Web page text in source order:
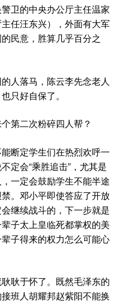
卫的中央办公厅主任温家
任汪东兴），外面有大军
民意，胜算几乎百分之
人落马，陈云李先念老人
只好自保了。
第二次粉碎四人帮？
断定学生们在热烈欢呼一
定会“乘胜追击”，尤其是
一定会鼓励学生不能半途
。邓小平即使答应了开放
继续战斗的，下一步就是
子太上皇临死都掌权的美
子得来的权力怎么可能心
耿于怀了。既然毛泽东的
班人胡耀邦赵紫阳不能换